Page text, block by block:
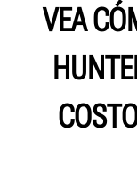
VEA